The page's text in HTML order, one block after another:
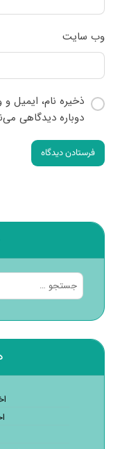
وب‌ سایت
ذخیره نام، ایمیل
دوباره دیدگاهی
فرستادن دیدگاه